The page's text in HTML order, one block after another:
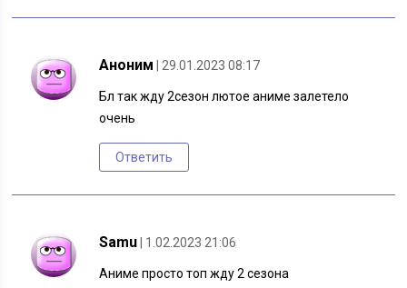
Аноним | 29.01.2023 08:17
Бл так жду 2сезон лютое аниме залетело
очень
Ответить
Samu | 1.02.2023 21:06
Аниме просто топ жду 2 сезона